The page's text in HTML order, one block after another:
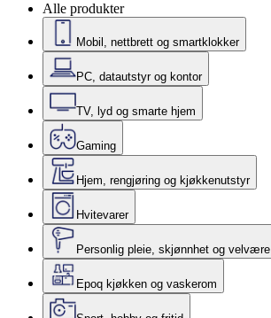
Alle produkter
Mobil, nettbrett og smartklokker
PC, datautstyr og kontor
TV, lyd og smarte hjem
Gaming
Hjem, rengjøring og kjøkkenutstyr
Hvitevarer
Personlig pleie, skjønnhet og velvære
Epoq kjøkken og vaskerom